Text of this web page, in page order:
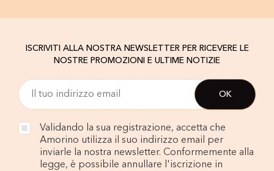
ISCRIVITI ALLA NOSTRA NEWSLETTER PER RICEVERE LE
NOSTRE PROMOZIONI E ULTIME NOTIZIE
Validando la sua registrazione, accetta che
Amorino utilizza il suo indirizzo email per
inviarle la nostra newsletter. Conformemente alla
legge, è possibile annullare l'iscrizione in